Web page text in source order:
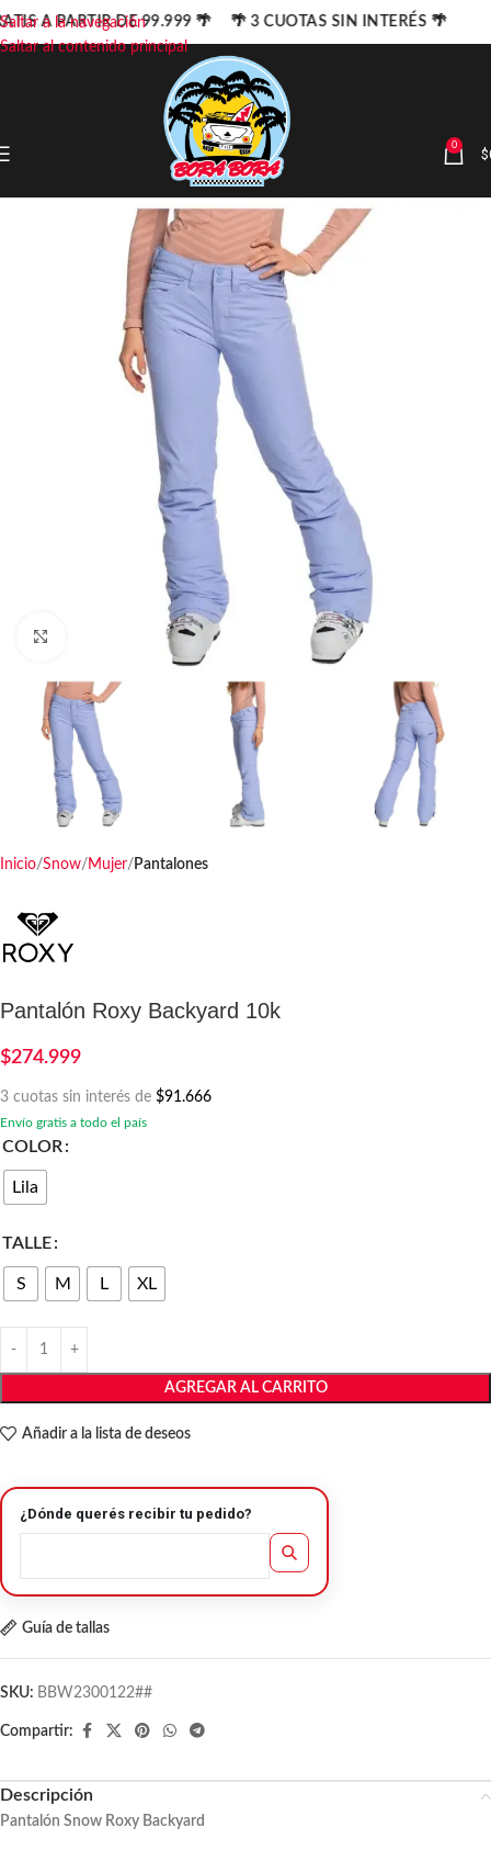
Saltar a la navegación
Saltar al contenido principal
0 $
Haga clic para ampliar
Inicio Snow Mujer Pantalones
Pantalón Roxy Backyard 10k
$274.999
3 cuotas sin interés de $91.666
Envío gratis a todo el país
COLOR
Lila
TALLE
S M L XL
AGREGAR AL CARRITO
Añadir a la lista de deseos
¿Dónde querés recibir tu pedido?
Guía de tallas
SKU: BBW2300122##
Compartir:
Descripción
Pantalón Snow Roxy Backyard
A PARTIR DE 99.999 🌴 🌴 3 CUOTAS SIN INTERÉS 🌴